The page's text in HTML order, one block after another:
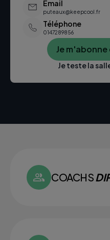
Email
puteaux@keepcool.fr
Téléphone
0147289856
Je
Je teste la
COACHS